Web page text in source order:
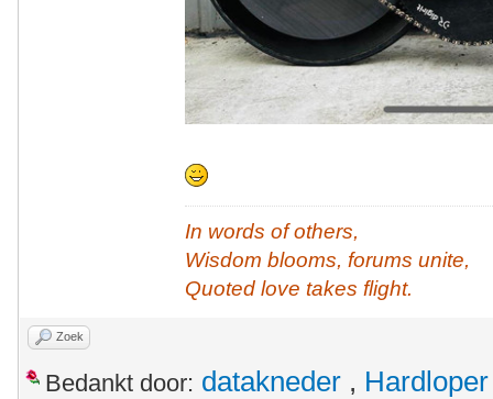
In words of others,
Wisdom blooms, forums unite,
Quoted love takes flight.
Zoek
Bedankt door: datakneder , Hardloper